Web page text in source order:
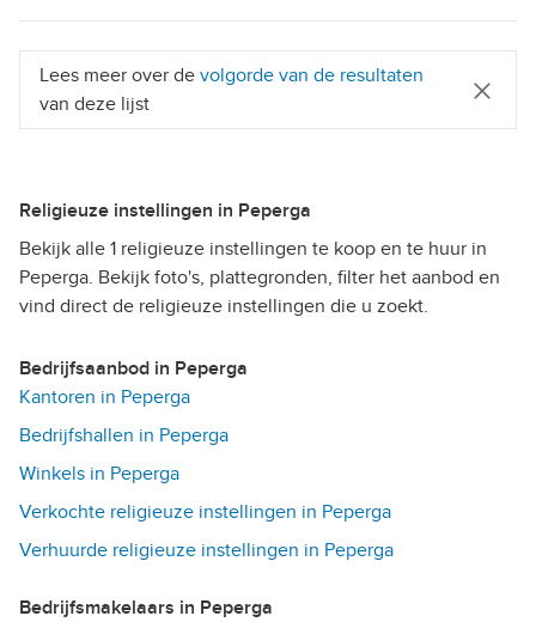
Lees meer over de volgorde van de resultaten
van deze lijst
Religieuze instellingen in Peperga
Bekijk alle 1 religieuze instellingen te koop en te huur in
Peperga. Bekijk foto's, plattegronden, filter het aanbod en
vind direct de religieuze instellingen die u zoekt.
Bedrijfsaanbod in Peperga
Kantoren in Peperga
Bedrijfshallen in Peperga
Winkels in Peperga
Verkochte religieuze instellingen in Peperga
Verhuurde religieuze instellingen in Peperga
Bedrijfsmakelaars in Peperga